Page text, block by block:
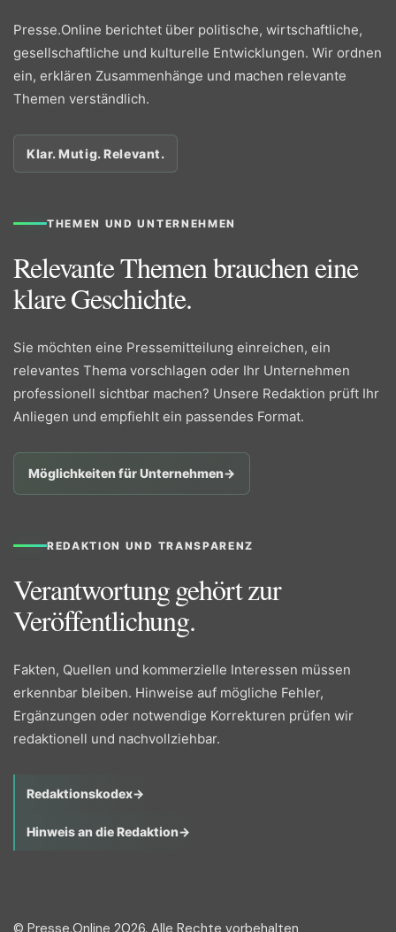
Presse.Online berichtet über politische, wirtschaftliche,
gesellschaftliche und kulturelle Entwicklungen. Wir ordnen
ein, erklären Zusammenhänge und machen relevante
Themen verständlich.
Klar. Mutig. Relevant.
THEMEN UND UNTERNEHMEN
Relevante Themen brauchen eine
klare Geschichte.
Sie möchten eine Pressemitteilung einreichen, ein
relevantes Thema vorschlagen oder Ihr Unternehmen
professionell sichtbar machen? Unsere Redaktion prüft Ihr
Anliegen und empfiehlt ein passendes Format.
Möglichkeiten für Unternehmen→
REDAKTION UND TRANSPARENZ
Verantwortung gehört zur
Veröffentlichung.
Fakten, Quellen und kommerzielle Interessen müssen
erkennbar bleiben. Hinweise auf mögliche Fehler,
Ergänzungen oder notwendige Korrekturen prüfen wir
redaktionell und nachvollziehbar.
Redaktionskodex→
Hinweis an die Redaktion→
© Presse.Online 2026. Alle Rechte vorbehalten